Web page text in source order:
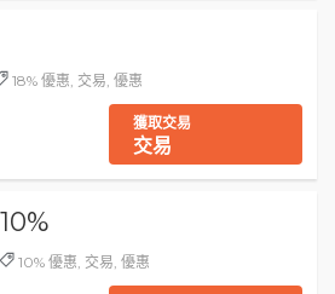
18% 優惠, 交易, 優惠
獲取交易
交易
10% 優惠, 交易, 優惠